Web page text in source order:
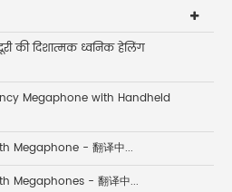
की दिशात्मक ध्वनिक हेलिंग
Megaphone with Handheld
Megaphone - 翻译中...
Megaphones - 翻译中...